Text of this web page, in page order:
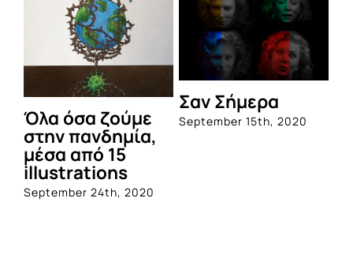
Όλα όσα ζούμε
στην πανδημία,
μέσα από 15
illustrations
September 24th, 2020
Σαν Σήμερα
September 15th, 2020